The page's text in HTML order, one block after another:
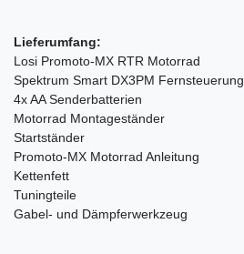
Lieferumfang:
Losi Promoto-MX RTR Motorrad
Spektrum Smart DX3PM Fernsteuerung
4x AA Senderbatterien
Motorrad Montageständer
Startständer
Promoto-MX Motorrad Anleitung
Kettenfett
Tuningteile
Gabel- und Dämpferwerkzeug